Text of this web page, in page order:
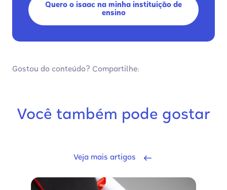
Quero o isaac na minha instituição de
ensino
Gostou do conteúdo? Compartilhe:
Você também pode gostar
Veja mais artigos